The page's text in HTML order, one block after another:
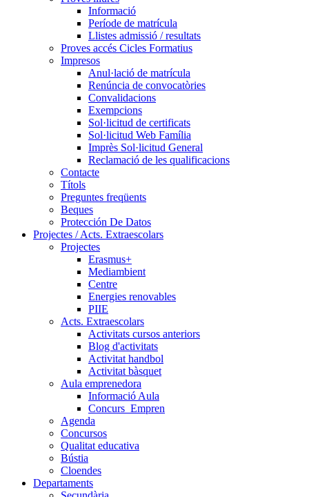
Informació
Període de matrícula
Llistes admissió / resultats
Proves accés Cicles Formatius
Impresos
Anul·lació de matrícula
Renúncia de convocatòries
Convalidacions
Exempcions
Sol·licitud de certificats
Sol·licitud Web Família
Imprès Sol·licitud General
Reclamació de les qualificacions
Contacte
Títols
Preguntes freqüents
Beques
Protección De Datos
Projectes / Acts. Extraescolars
Projectes
Erasmus+
Mediambient
Centre
Energies renovables
PIIE
Acts. Extraescolars
Activitats cursos anteriors
Blog d'activitats
Activitat handbol
Activitat bàsquet
Aula emprenedora
Informació Aula
Concurs_Empren
Agenda
Concursos
Qualitat educativa
Bústia
Cloendes
Departaments